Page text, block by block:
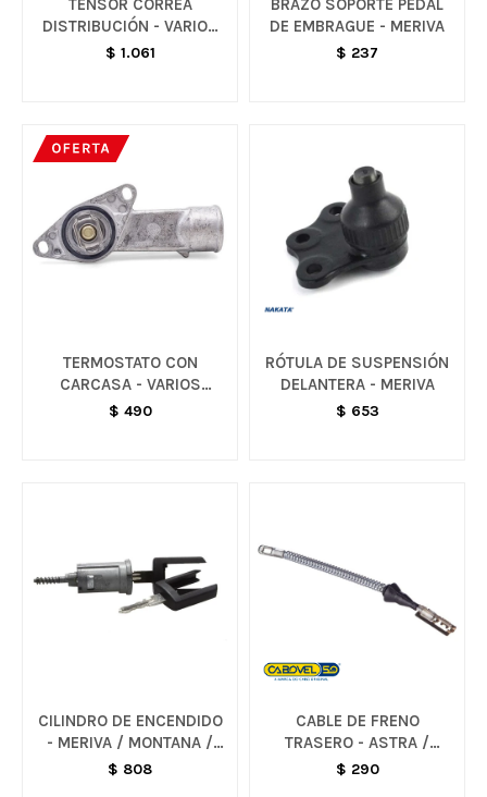
TENSOR CORREA
DISTRIBUCIÓN - VARIOS
MODELOS
$ 1.061
BRAZO SOPORTE PEDAL
DE EMBRAGUE - MERIVA
$ 237
TERMOSTATO CON
CARCASA - VARIOS
MODELOS
$ 490
RÓTULA DE SUSPENSIÓN
DELANTERA - MERIVA
$ 653
CILINDRO DE ENCENDIDO
- MERIVA / MONTANA /
CORSA
$ 808
CABLE DE FRENO
TRASERO - ASTRA /
MERIVA
$ 290